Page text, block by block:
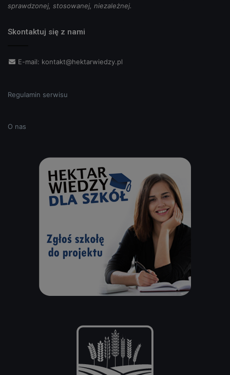
sprawdzonej, stosowanej, niezależnej.
Skontaktuj się z nami
E-mail: kontakt@hektarwiedzy.pl
Regulamin serwisu
O nas